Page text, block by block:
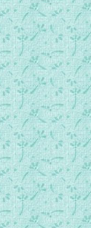
悔的精神.mp3
簿.mp3
上的家乡（圣经节录
主的每一句话（圣经
的一句话.mp3
要你说一句话.mp3
的一句話.mp3
的阿爸，我的天父
爸！我愛你.mp3